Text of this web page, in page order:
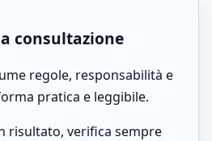
consultazione
regole, responsabilità e
pratica e leggibile.
risultato, verifica sempre